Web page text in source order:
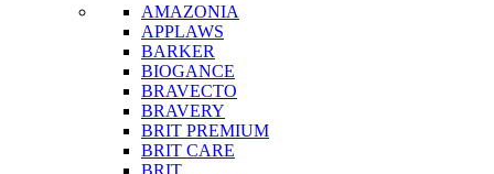
AMAZONIA
APPLAWS
BARKER
BIOGANCE
BRAVECTO
BRAVERY
BRIT PREMIUM
BRIT CARE
BRIT